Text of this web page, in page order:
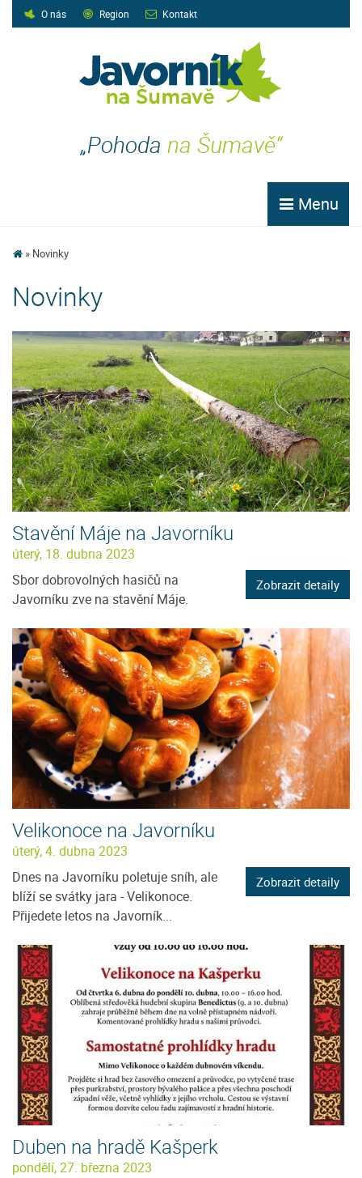
O nás Region Kontakt
„Pohoda na Šumavě“
Menu
Novinky
Novinky
Stavění Máje na Javorníku
úterý, 18. dubna 2023
Sbor dobrovolných hasičů na
Javorníku zve na stavění Máje.
Zobrazit detaily
Velikonoce na Javorníku
úterý, 4. dubna 2023
Dnes na Javorníku poletuje sníh, ale
blíží se svátky jara - Velikonoce.
Přijedete letos na Javorník...
Zobrazit detaily
Duben na hradě Kašperk
pondělí, 27. března 2023